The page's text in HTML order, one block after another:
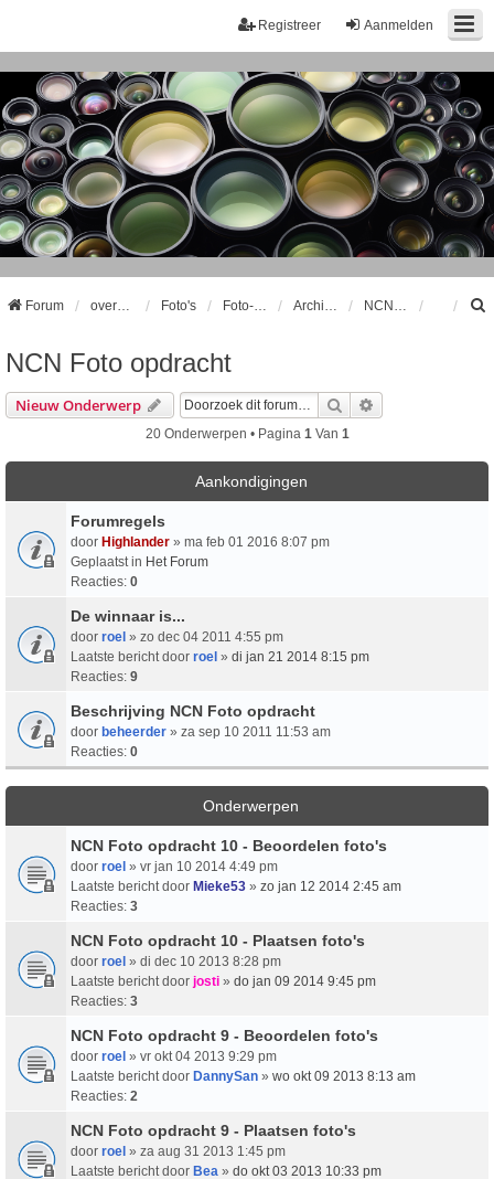
Aanmelden
Registreer
Forum Foto's
NCN Foto opdracht
Nieuw Onderwerp Zoek
20 Onderwerpen • Pagina 1 Van 1
Aankondigingen
Forumregels
door Highlander » ma feb 01 2016 8:07 pm
Geplaatst in Het Forum
Reacties: 0
De winnaar is...
door roel » zo dec 04 2011 4:55 pm
Laatste bericht door roel » di jan 21 2014 8:15 pm
Reacties: 9
Beschrijving NCN Foto opdracht
door beheerder » za sep 10 2011 11:53 am
Reacties: 0
Onderwerpen
NCN Foto opdracht 10 - Beoordelen foto's
door roel » vr jan 10 2014 4:49 pm
Laatste bericht door Mieke53 » zo jan 12 2014 2:45 am
Reacties: 3
NCN Foto opdracht 10 - Plaatsen foto's
door roel » di dec 10 2013 8:28 pm
Laatste bericht door josti » do jan 09 2014 9:45 pm
Reacties: 3
NCN Foto opdracht 9 - Beoordelen foto's
door roel » vr okt 04 2013 9:29 pm
Laatste bericht door DannySan » wo okt 09 2013 8:13 am
Reacties: 2
NCN Foto opdracht 9 - Plaatsen foto's
door roel » za aug 31 2013 1:45 pm
Laatste bericht door Bea » do okt 03 2013 10:33 pm